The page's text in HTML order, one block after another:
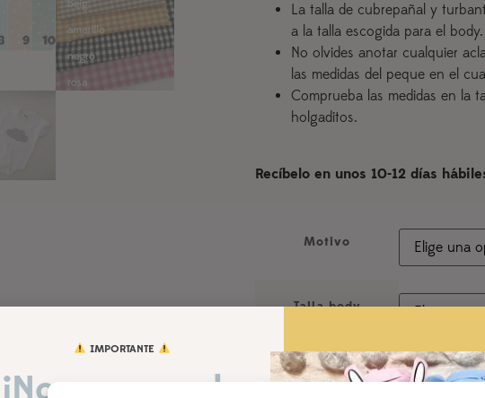
La talla de cubrepañal y
a la talla escogida para el body.
No olvides anotar cualquier
las medidas del peque en el
Comprueba las medidas en la
holgaditos.
Recíbelo en unos 10-12 días
Motivo
Talla body
Personalización
IMPORTANTE